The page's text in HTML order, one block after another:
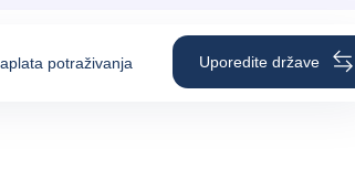
potraživanja Uporedite države